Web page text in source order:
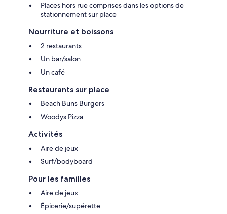
Places hors rue comprises dans les options de
stationnement sur place
Nourriture et boissons
2 restaurants
Un bar/salon
Un café
Restaurants sur place
Beach Buns Burgers
Woodys Pizza
Activités
Aire de jeux
Surf/bodyboard
Pour les familles
Aire de jeux
Épicerie/supérette